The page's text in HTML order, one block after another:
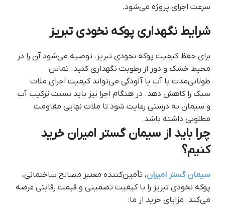
سرعت اجرای پروژه می‌شود.
شرایط نگهداری پوکه نخودی تبریز
برای حفظ کیفیت پوکه نخودی تبریز، توصیه می‌شود آن را در
محیط خشک و دور از رطوبت نگهداری کنید. تماس
طولانی‌مدت با آب یا آلودگی می‌تواند کیفیت اجرای ملات
سبک را کاهش دهد. در هنگام اجرا نیز باید نسبت ترکیب آب
و سیمان به درستی رعایت شود تا ملات نهایی مقاومت
مطلوبی داشته باشد.
چرا باید از سیمان گستر امیران خرید
کنیم؟
سیمان گستر امیران، تأمین‌کننده معتبر مصالح ساختمانی،
پوکه نخودی تبریز را با کیفیت تضمینی و قیمت رقابتی عرضه
می‌کند. مزایای خرید از ما: